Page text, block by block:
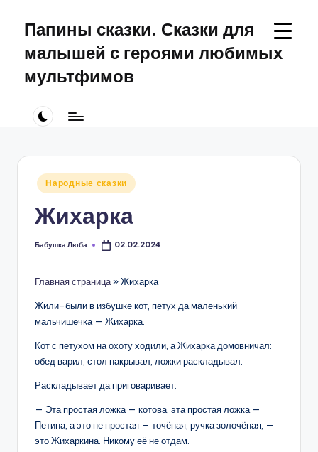
Перейти
содержимому
Папины сказки. Сказки для
малышей с героями любимых
мультфимов
для
малышей
Патруль
Опубликовано
Народные сказки
Жихарка
Запись
Бабушка Люба 02.02.2024
Главная страница»Жихарка
Жили-были в избушке кот, петух да маленький
мальчишечка — Жихарка.
Кот с петухом на охоту ходили, а Жихарка домовничал:
обед варил, стол накрывал, ложки раскладывал.
Раскладывает да приговаривает:
— Эта простая ложка — котова, эта простая ложка —
Петина, а это не простая — точёная, ручка золочёная, —
это Жихаркина. Никому её не отдам.